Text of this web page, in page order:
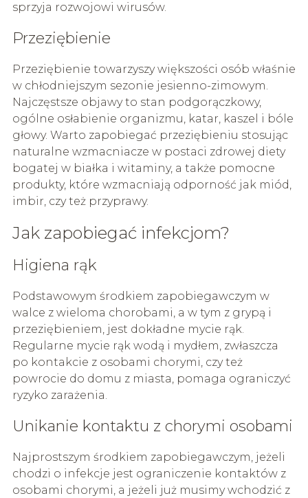
sprzyja rozwojowi wirusów.
Przeziębienie
Przeziębienie towarzyszy większości osób właśnie
w chłodniejszym sezonie jesienno-zimowym.
Najczęstsze objawy to stan podgorączkowy,
ogólne osłabienie organizmu, katar, kaszel i bóle
głowy. Warto zapobiegać przeziębieniu stosując
naturalne wzmacniacze w postaci zdrowej diety
bogatej w białka i witaminy, a także pomocne
produkty, które wzmacniają odporność jak miód,
imbir, czy też przyprawy.
Jak zapobiegać infekcjom?
Higiena rąk
Podstawowym środkiem zapobiegawczym w
walce z wieloma chorobami, a w tym z grypą i
przeziębieniem, jest dokładne mycie rąk.
Regularne mycie rąk wodą i mydłem, zwłaszcza
po kontakcie z osobami chorymi, czy też
powrocie do domu z miasta, pomaga ograniczyć
ryzyko zarażenia.
Unikanie kontaktu z chorymi osobami
Najprostszym środkiem zapobiegawczym, jeżeli
chodzi o infekcje jest ograniczenie kontaktów z
osobami chorymi, a jeżeli już musimy wchodzić z